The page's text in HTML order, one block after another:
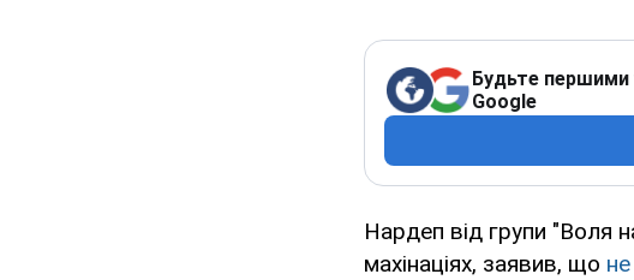
Будьте першими
Google
Нардеп від групи "Воля
махінаціях, заявив, що